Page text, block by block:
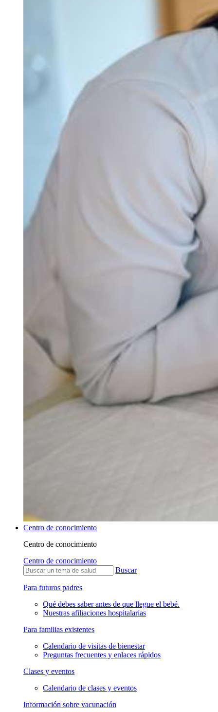
Centro de conocimiento
Centro de conocimiento
Centro de conocimiento
Buscar
Para futuros padres
Qué debes saber antes de que llegue el bebé.
Nuestras afiliaciones hospitalarias
Para familias existentes
Calendario de visitas de bienestar
Preguntas frecuentes y enlaces rápidos
Clases y eventos
Calendario de clases y eventos
Información sobre vacunación